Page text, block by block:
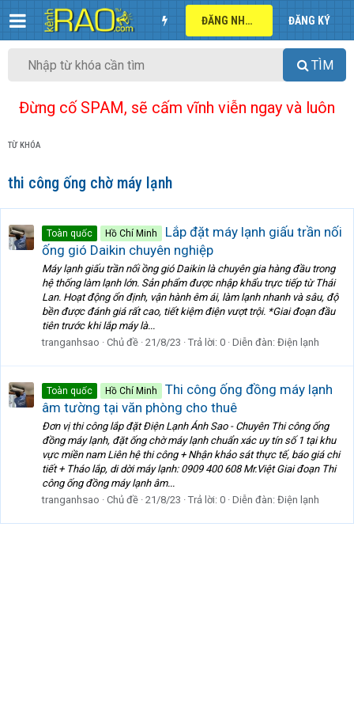
ĐĂNG NHẬP ĐĂNG KÝ
TÌM
Đừng cố SPAM, sẽ cấm vĩnh viễn ngay và luôn
TỪ KHÓA
thi công ống chờ máy lạnh
Toàn quốc Hồ Chí Minh
Lắp đặt máy lạnh giấu trần nối
ống gió Daikin chuyên nghiệp
Máy lạnh giấu trần nối ồng gió Daikin là chuyên gia hàng đầu trong
hệ thống làm lạnh lớn. Sản phẩm được nhập khẩu trực tiếp từ Thái
Lan. Hoạt động ổn định, vận hành êm ái, làm lạnh nhanh và sâu, độ
bền được đánh giá rất cao, tiết kiệm điện vượt trội. *Giai đoạn đầu
tiên trước khi lắp máy là...
tranganhsao
Chủ đề 21/8/23 Trả lời: 0 Diễn đàn: Điện lạnh
Toàn quốc Hồ Chí Minh
Thi công ống đồng máy lạnh
âm tường tại văn phòng cho thuê
Đơn vị thi công lắp đặt Điện Lạnh Ánh Sao - Chuyên Thi công ống
đồng máy lạnh, đặt ống chờ máy lạnh chuẩn xác uy tín số 1 tại khu
vực miền nam Liên hệ thi công + Nhận khảo sát thực tế, báo giá chi
tiết + Tháo lắp, di dời máy lạnh: 0909 400 608 Mr.Việt Giai đoạn Thi
công ống đồng máy lạnh âm...
tranganhsao
Chủ đề 21/8/23 Trả lời: 0 Diễn đàn: Điện lạnh